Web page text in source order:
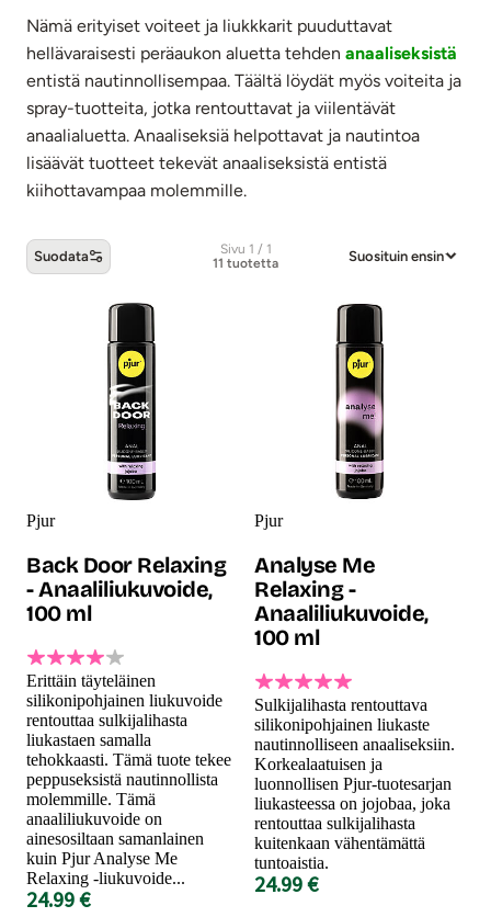
Nämä erityiset voiteet ja liukkkarit puuduttavat
hellävaraisesti peräaukon aluetta tehden anaaliseksistä
entistä nautinnollisempaa. Täältä löydät myös voiteita ja
spray-tuotteita, jotka rentouttavat ja viilentävät
anaalialuetta. Anaaliseksiä helpottavat ja nautintoa
lisäävät tuotteet tekevät anaaliseksistä entistä
kiihottavampaa molemmille.
Suodata
Sivu 1 / 1
11 tuotetta
Suosituin ensin
Puuduttavat tuotteet anaaliseksiin -
Pjur
Back Door Relaxing
- Anaaliliukuvoide,
100 ml
Erittäin täyteläinen
silikonipohjainen liukuvoide
rentouttaa sulkijalihasta
liukastaen samalla
tehokkaasti. Tämä tuote tekee
peppuseksistä nautinnollista
molemmille. Tämä
anaaliliukuvoide on
ainesosiltaan samanlainen
kuin Pjur Analyse Me
Relaxing -liukuvoide...
24.99 €
Pjur
Analyse Me
Relaxing -
Anaaliliukuvoide,
100 ml
Sulkijalihasta rentouttava
silikonipohjainen liukaste
nautinnolliseen anaaliseksiin.
Korkealaatuisen ja
luonnollisen Pjur-tuotesarjan
liukasteessa on jojobaa, joka
rentouttaa sulkijalihasta
kuitenkaan vähentämättä
tuntoaistia.
24.99 €